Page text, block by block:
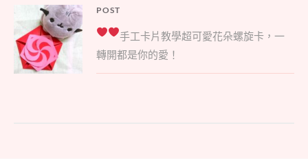
章
導
覽
POST
Parent
post:
手工卡片教學超可愛花朵螺旋卡，一
轉開都是你的愛！